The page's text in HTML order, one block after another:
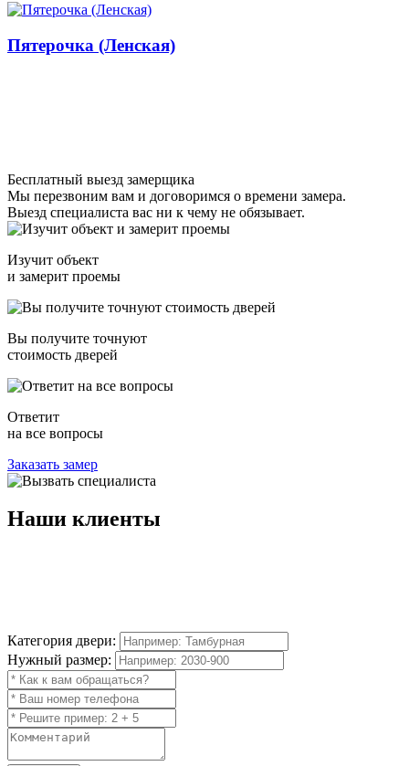
Пятерочка (Ленская)
Бесплатный выезд замерщика
Мы перезвоним вам и договоримся о времени замера.
Выезд специалиста вас ни к чему не обязывает.
Изучит объект
и замерит проемы
Вы получите точнуют
стоимость дверей
Ответит
на все вопросы
Заказать замер
Наши клиенты
Категория двери:
Нужный размер: